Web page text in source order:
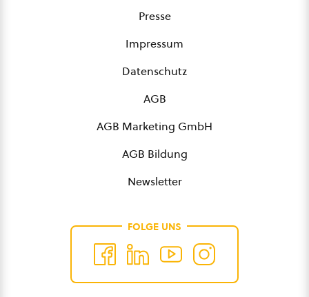
Presse
Impressum
Datenschutz
AGB
AGB Marketing GmbH
AGB Bildung
Newsletter
FOLGE UNS